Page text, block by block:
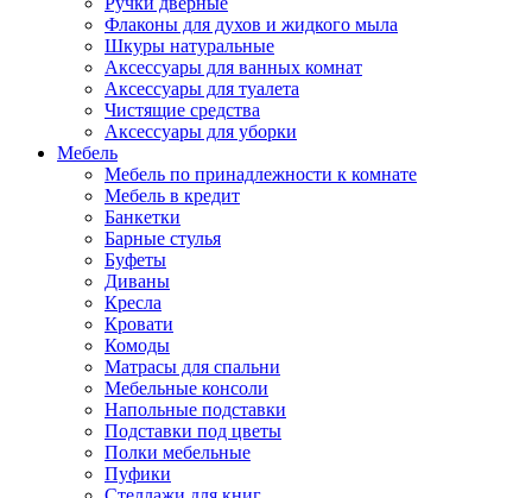
Флаконы для духов и жидкого мыла
Шкуры натуральные
Аксессуары для ванных комнат
Аксессуары для туалета
Чистящие средства
Аксессуары для уборки
Мебель
Мебель по принадлежности к комнате
Мебель в кредит
Банкетки
Барные стулья
Буфеты
Диваны
Кресла
Кровати
Комоды
Матрасы для спальни
Мебельные консоли
Напольные подставки
Подставки под цветы
Полки мебельные
Пуфики